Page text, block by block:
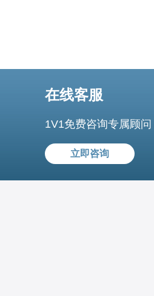
在线客服
1V1免费咨询专属顾
立即咨询